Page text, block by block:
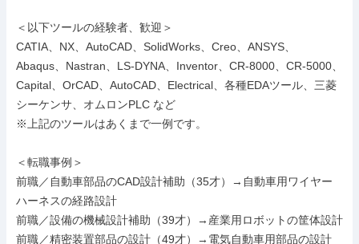
＜以下ツールの経験者、歓迎＞
CATIA、NX、AutoCAD、SolidWorks、Creo、ANSYS、
Abaqus、Nastran、LS-DYNA、Inventor、CR-8000、CR-5000、
Capital、OrCAD、AutoCAD、Electrical、各種EDAツール、三菱
シーケンサ、オムロンPLC など
※上記のツールはあくまで一例です。
＜転職事例＞
前職／自動車部品のCAD設計補助（35才）→自動車用ワイヤー
ハーネスの経路設計
前職／設備の機械設計補助（39才）→産業用ロボットの筐体設計
前職／精密装置部品の設計（49才）→電気自動車用部品の設計